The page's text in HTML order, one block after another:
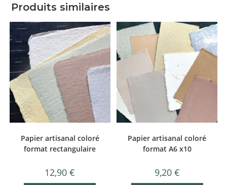
Produits similaires
Papier artisanal coloré
format rectangulaire
12,90€
Papier artisanal coloré
format A6 x10
9,20 €